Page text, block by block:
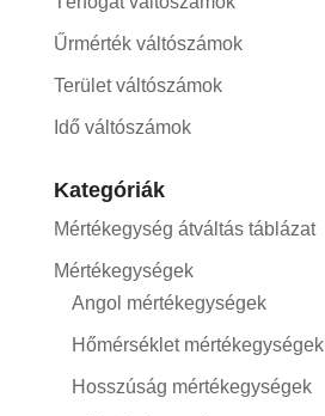
Űrmérték váltószámok
Terület váltószámok
Idő váltószámok
Kategóriák
Mértékegység átváltás táblázat
Mértékegységek
Angol mértékegységek
Hőmérséklet mértékegységek
Hosszúság mértékegységek